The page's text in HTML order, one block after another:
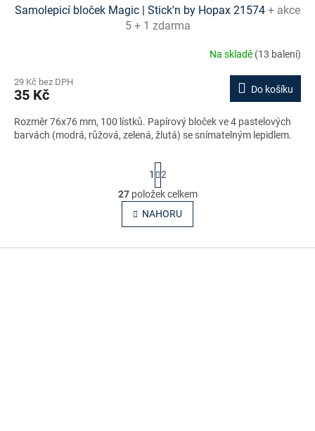
Samolepicí bloček Magic | Stick'n by Hopax 21574 + akce
5 + 1 zdarma
Na skladě (13 balení)
29 Kč bez DPH
35 Kč Do košíku
Rozměr 76x76 mm, 100 lístků. Papírový bloček ve 4 pastelových
barvách (modrá, růžová, zelená, žlutá) se snímatelným lepidlem.
O
v
l
S
t
r
á
n
k
v
1
2
27položek celkem
NAHORU